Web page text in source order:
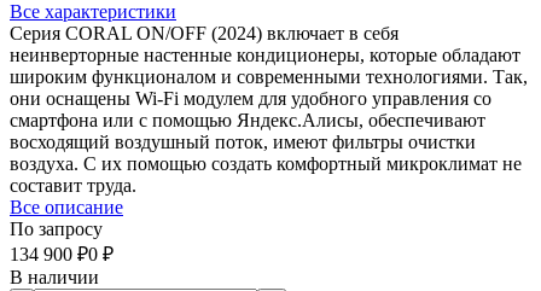
Все характеристики
Серия CORAL ON/OFF (2024) включает в себя
неинверторные настенные кондиционеры, которые обладают
широким функционалом и современными технологиями. Так,
они оснащены Wi-Fi модулем для удобного управления со
смартфона или с помощью Яндекс.Алисы, обеспечивают
восходящий воздушный поток, имеют фильтры очистки
воздуха. С их помощью создать комфортный микроклимат не
составит труда.
Все описание
По запросу
134 900 ₽0 ₽
В наличии